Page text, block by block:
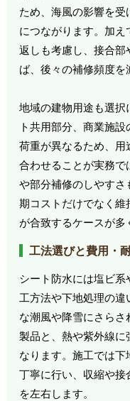
ため、海風の影響を
につながります。加え
返しも考慮し、接合部
ば、後々の補修頻度を
地域の建物用途も選
ト共用部分、商業施
荷重が異なるため、
合わせることが実務
や部分補修のしやす
期コストだけでなく
が合致するケースが多
工法選びと費用・
シート防水には塩ビ
工方法や下地処理の違
な潮風や降雪にさら
製品と、熱や紫外線に
なります。施工では
丁寧に行い、収縮や
を左右します。